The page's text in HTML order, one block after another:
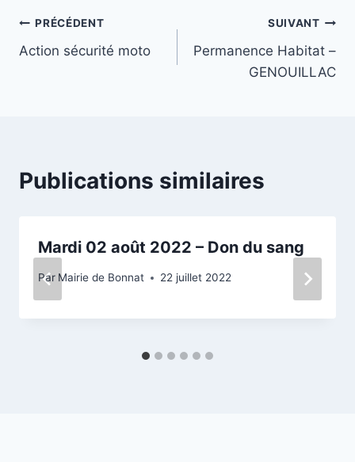
PRÉCÉDENT
Action sécurité moto
SUIVANT
Permanence Habitat –
GENOUILLAC
Publications similaires
Mardi 02 août 2022 – Don du sang
Par Mairie de Bonnat 22 juillet 2022